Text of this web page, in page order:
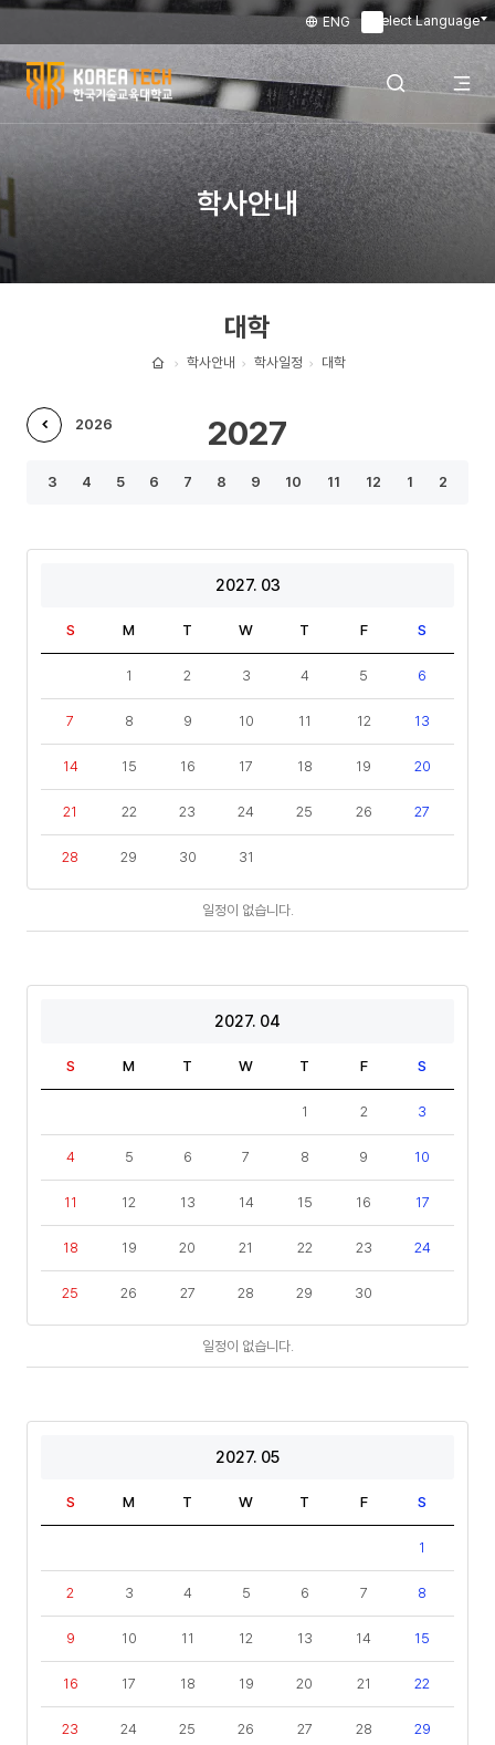
Select Language
ENG
검색 레이어
한
국
교
학
교
전
학사안내
학사안내 학사일정 대학
대학
2026
전
2027
3 4 5 6 7 8 9 10 11 12 1 2
2027. 03
S M T W T F S
1 2 3 4 5 6
7 8 9 10 11 12 13
14 15 16 17 18 19 20
21 22 23 24 25 26 27
28 29 30 31
일정이 없습니다.
2027. 04
S M T W T F S
1 2 3
4 5 6 7 8 9 10
11 12 13 14 15 16 17
18 19 20 21 22 23 24
25 26 27 28 29 30
일정이 없습니다.
2027. 05
S M T W T F S
1
2 3 4 5 6 7 8
9 10 11 12 13 14 15
16 17 18 19 20 21 22
23 24 25 26 27 28 29